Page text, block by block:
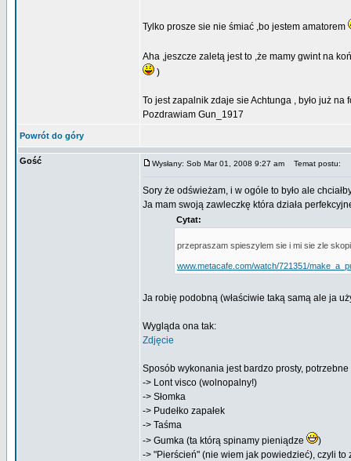
Tylko prosze sie nie śmiać ,bo jestem amatorem
Aha ,jeszcze zaletą jest to ,że mamy gwint na
)
To jest zapalnik zdaje sie Achtunga , było już
Pozdrawiam Gun_1917
Powrót do góry
Gość Wysłany: Sob Mar 01, 2008 9:27 am Temat postu:
Sory że odświeżam, i w ogóle to było ale
Ja mam swoją zawleczkę która działa
Cytat:
przepraszam spieszylem sie i mi sie zle
www.metacafe.com/watch/721351/
Ja robię podobną (właściwie taką samą ale ja
Wygląda ona tak:
Zdjęcie
Sposób wykonania jest bardzo prosty,
-> Lont visco (wolnopalny!)
-> Słomka
-> Pudełko zapałek
-> Taśma
-> Gumka (ta którą spinamy pieniądze
)
-> "Pierścień" (nie wiem jak powiedzieć), czyli